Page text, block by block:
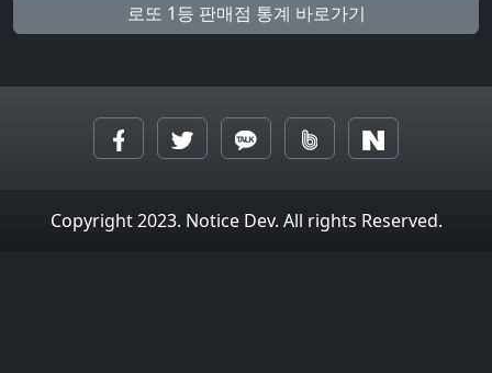
로또 1등 판매점 통계 바로가기
Copyright 2023. Notice Dev. All rights Reserved.